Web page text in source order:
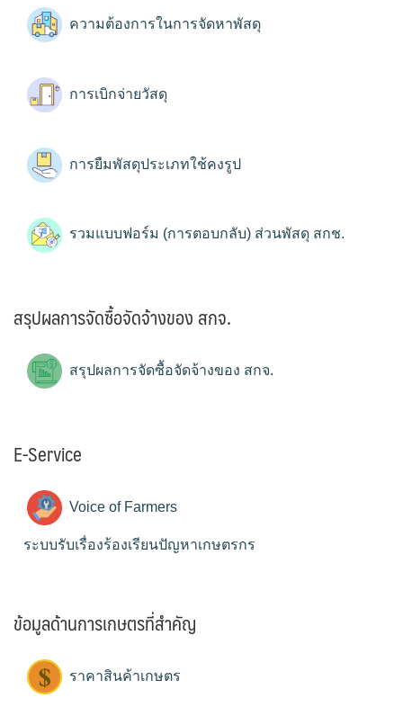
ความต้องการในการจัดหาพัสดุ
การเบิกจ่ายวัสดุ
การยืมพัสดุประเภทใช้คงรูป
รวมแบบฟอร์ม (การตอบกลับ) ส่วนพัสดุ สกช.
สรุปผลการจัดซื้อจัดจ้างของ สกจ.
สรุปผลการจัดซื้อจัดจ้างของ สกจ.
E-Service
Voice of Farmers
ระบบรับเรื่องร้องเรียนปัญหาเกษตรกร
ข้อมูลด้านการเกษตรที่สำคัญ
ราคาสินค้าเกษตร